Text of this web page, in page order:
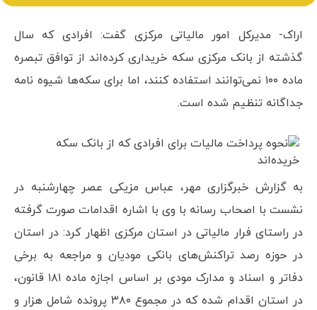
اراک- مدیرکل امور مالیاتی مرکزی گفت: افرادی که سال
گذشته از بانک مرکزی سکه خریداری کرده‌اند از توافق تبصره
ماده ۱۰۰ نمی‌توانند استفاده کنند، اما برای سکه‌ها شیوه نامه
جداگانه تنظیم شده است.
به گزارش خبرگزاری مهر، عباس مزیکی عصر چهارشنبه در
نشست با اصحاب رسانه با وی با اشاره اقدامات صورت گرفته
در راستای فرار مالیاتی در استان مرکزی اظهار کرد: در استان
در حوزه رصد تراکنش‌های بانکی مودیان و مراجعه به برخی
دفاتر و اسناد و مدارک مودی بر اساس اجازه ماده ۱۸۱ قانون،
در استان اقدام شده که در مجموع ۳۸۰ پرونده شامل هزار و